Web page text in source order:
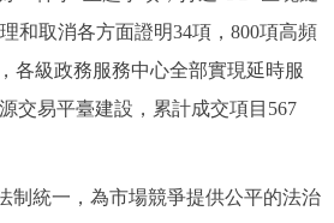
線上訪談 圖説互動
和取消各方面證明34項，800項高頻
各級政務服務中心全部實現延時服
交易平臺建設，累計成交項目567
統一，為市場競爭提供公平的法治